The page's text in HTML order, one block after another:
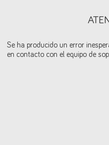
Se ha producido un error
en contacto con el equipo de